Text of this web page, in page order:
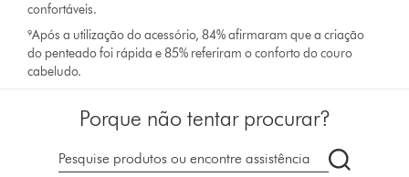
confortáveis.
⁹Após a utilização do acessório, 84% afirmaram que a criação
do penteado foi rápida e 85% referiram o conforto do couro
cabeludo.
Porque não tentar procurar?
Pesquisar